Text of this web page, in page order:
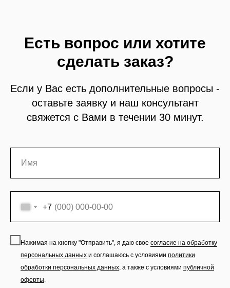
Есть вопрос или хотите
сделать заказ?
Если у Вас есть дополнительные вопросы -
оставьте заявку и наш консультант
свяжется с Вами в течении 30 минут.
+7
Нажимая на кнопку "Отправить", я даю свое согласие на обработку
персональных данных и соглашаюсь с условиями политики
обработки персональных данных, а также с условиями публичной
оферты.